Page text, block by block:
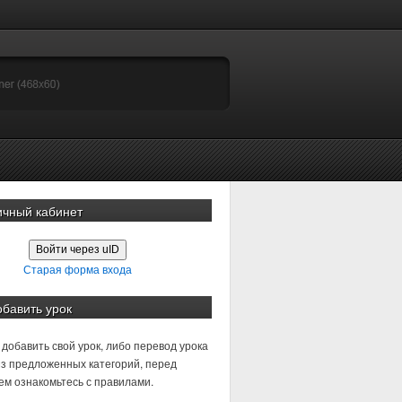
кабинет
Войти через uID
Старая форма входа
урок
свой урок, либо перевод урока
предложенных категорий, перед
ознакомьтесь с правилами.